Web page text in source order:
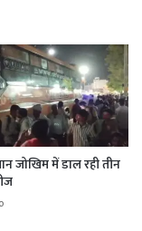
जोखिम में डाल रही तीन